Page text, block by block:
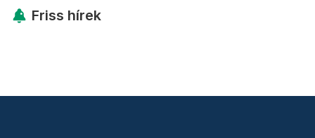
Friss hírek